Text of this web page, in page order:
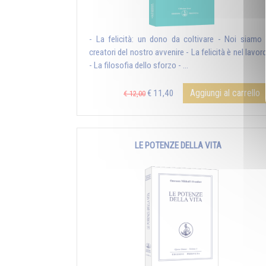
- La felicità: un dono da coltivare - Noi siamo i
creatori del nostro avvenire - La felicità è nel lavoro
- La filosofia dello sforzo - ...
€ 12,00 € 11,40 Aggiungi al carrello
LE POTENZE DELLA VITA